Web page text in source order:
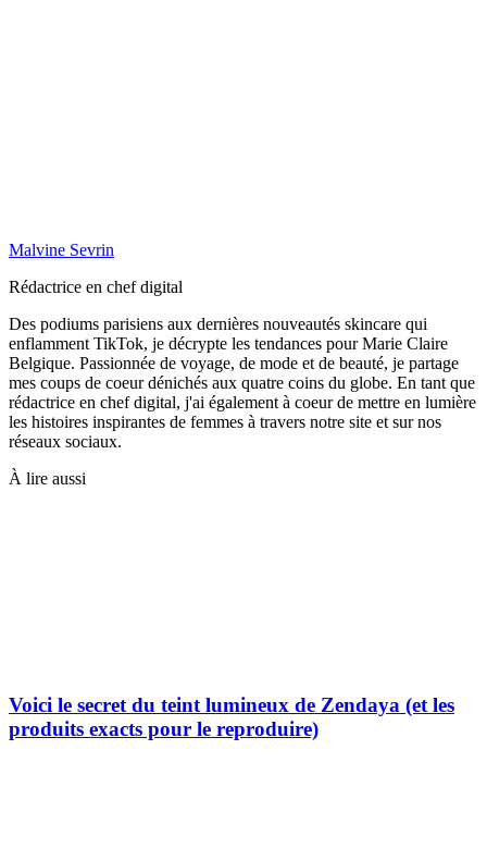
Malvine Sevrin
Rédactrice en chef digital
Des podiums parisiens aux dernières nouveautés skincare qui
enflamment TikTok, je décrypte les tendances pour Marie Claire
Belgique. Passionnée de voyage, de mode et de beauté, je partage
mes coups de coeur dénichés aux quatre coins du globe. En tant que
rédactrice en chef digital, j'ai également à coeur de mettre en lumière
les histoires inspirantes de femmes à travers notre site et sur nos
réseaux sociaux.
À lire aussi
Voici le secret du teint lumineux de Zendaya (et les
produits exacts pour le reproduire)